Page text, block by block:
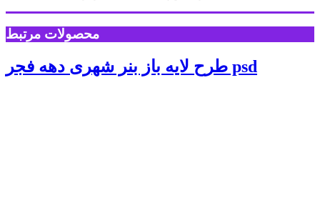
محصولات مرتبط
طرح لایه باز بنر شهری دهه فجر psd